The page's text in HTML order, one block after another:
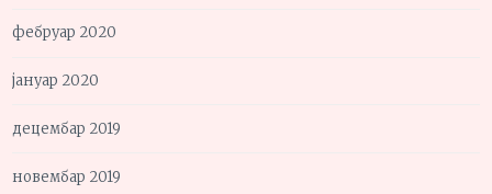
фебруар 2020
јануар 2020
децембар 2019
новембар 2019